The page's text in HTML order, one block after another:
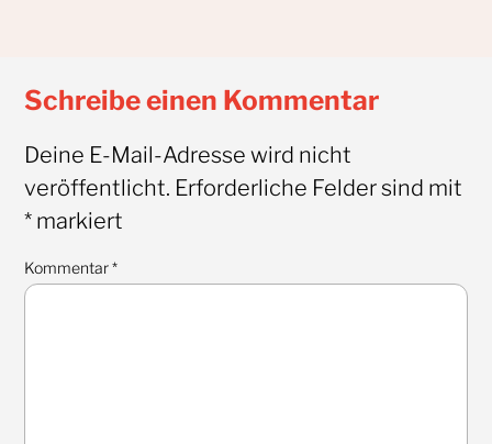
Schreibe einen Kommentar
Deine E-Mail-Adresse wird nicht
veröffentlicht. Erforderliche Felder sind mit
*markiert
Kommentar*